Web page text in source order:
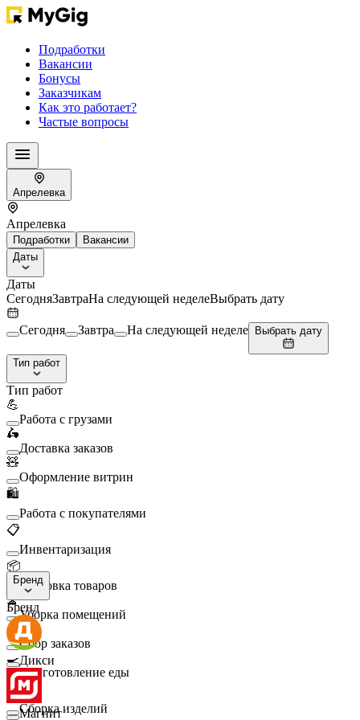
Подработки
Вакансии
Бонусы
Заказчикам
Как это работает?
Частые вопросы
Апрелевка
Апрелевка
Подработки
Вакансии
Даты
Даты
СегодняЗавтраНа следующей неделеВыбрать дату
Сегодня Завтра На следующей неделе Выбрать дату
Тип работ
Тип работ
💪
Работа с грузами
🛵
Доставка заказов
🧸
Оформление витрин
🛍️
Работа с покупателями
📋
Инвентаризация
📦
Упаковка товаров
🧹
Уборка помещений
🛒
Сбор заказов
🍳
Приготовление еды
🛠️
Сборка изделий
Бренд
Бренд
Дикси
Магнит